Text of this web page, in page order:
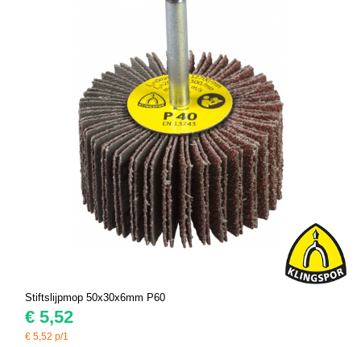
Stiftslijpmop 50x30x6mm P60
€ 5,52
€5,52 p/1